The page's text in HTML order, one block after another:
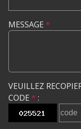
MESSAGE *
VEUILLEZ
CODE * :